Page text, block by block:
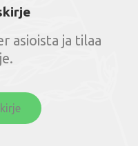
asioista ja tilaa